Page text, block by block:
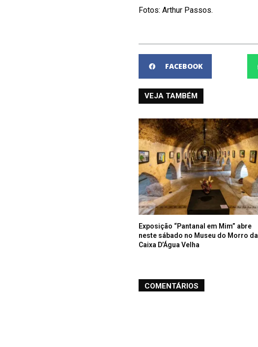
Fotos: Arthur Passos.
FACEBOOK
VEJA TAMBÉM
Exposição “Pantanal em Mim” abre
neste sábado no Museu do Morro da
Caixa D’Água Velha
COMENTÁRIOS